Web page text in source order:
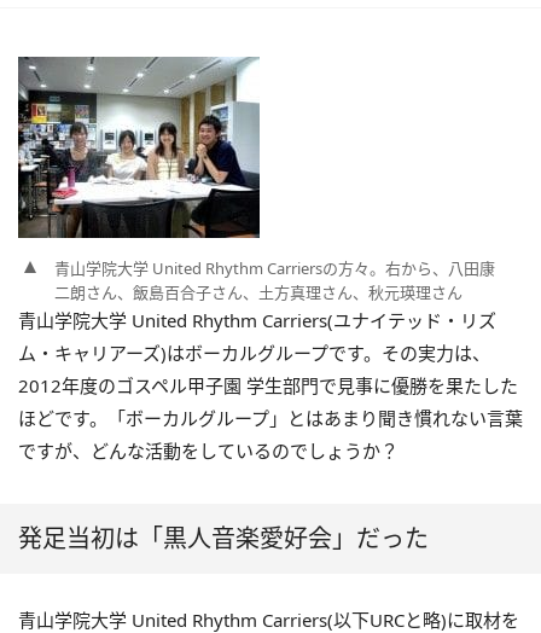
青山学院大学 United Rhythm Carriersの方々。右から、八田康
二朗さん、飯島百合子さん、土方真理さん、秋元瑛理さん
青山学院大学 United Rhythm Carriers(ユナイテッド・リズ
ム・キャリアーズ)はボーカルグループです。その実力は、
2012年度のゴスペル甲子園 学生部門で見事に優勝を果たした
ほどです。「ボーカルグループ」とはあまり聞き慣れない言葉
ですが、どんな活動をしているのでしょうか？
発足当初は「黒人音楽愛好会」だった
青山学院大学 United Rhythm Carriers(以下URCと略)に取材を